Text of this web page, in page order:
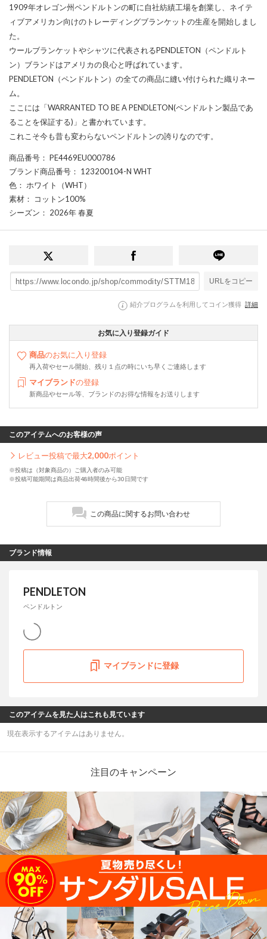
1909年オレゴン州ペンドルトンの町に自社紡績工場を創業し、ネイテ
ィブアメリカン向けのトレーディングブランケットの生産を開始しまし
た。
ウールブランケットやシャツに代表されるPENDLETON（ペンドルト
ン）ブランドはアメリカの良心と呼ばれています。
PENDLETON（ペンドルトン）の全ての商品に縫い付けられた織りネー
ム。
ここには「WARRANTED TO BE A PENDLETON(ペンドルトン製品であ
ることを保証する)」と書かれています。
これこそ今も昔も変わらないペンドルトンの誇りなのです。
商品番号 ： PE4469EU000786
ブランド商品番号 ： 123200104-N WHT
色 ： ホワイト（WHT）
素材 ： コットン100%
シーズン ： 2026年 春夏
URLをコピー
紹介プログラムを利用してコイン獲得 詳細
お気に入り登録ガイド
商品のお気に入り登録
再入荷やセール開始、残り１点の時にいち早くご連絡します
マイブランドの登録
新商品やセール等、ブランドのお得な情報をお送りします
このアイテムへのお客様の声
レビュー投稿で最大2,000ポイント
※投稿は（対象商品の）ご購入者のみ可能
※投稿可能期間は商品出荷48時間後から30日間です
この商品に関するお問い合わせ
ブランド情報
PENDLETON
ペンドルトン
マイブランドに登録
このアイテムを見た人はこれも見ています
現在表示するアイテムはありません。
注目のキャンペーン